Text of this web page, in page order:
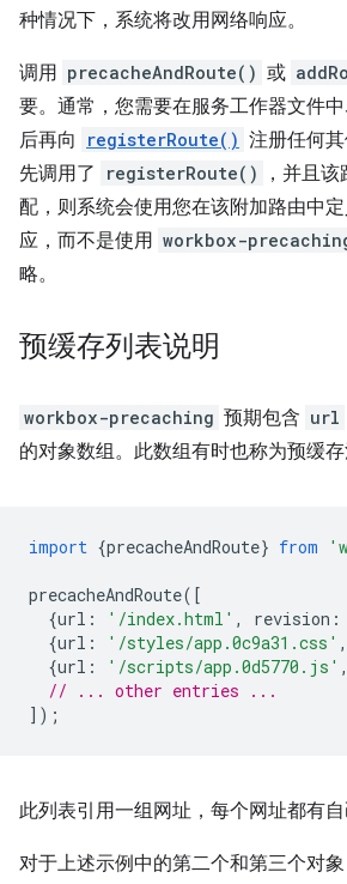
种情况下，系统将改用网络响应。
调用 precacheAndRoute() 或
要。通常，您需要在服务工作器文件
后再向
registerRoute() 注册任何
先调用了
registerRoute()
，并且
配，则系统会使用您在该附加路由中
应，而不是使用 workbox-
略。
预缓存列表说明
workbox-precaching 预期包含 url
的对象数组。此数组有时也称为预缓存
import {precacheAndRoute} from
precacheAndRoute([
{url : '/index.html' , revision :
{url : '/styles/app.0c9a31.css' ,
{url : '/scripts/app.0d5770.js' ,
// ... other entries ...
]);
此列表引用一组网址，每个网址都有自
对于上述示例中的第二个和第三个对象